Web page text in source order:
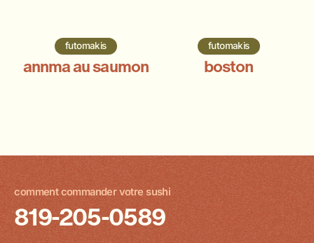
futomakis
annma au saumon
futomakis
boston
comment commander votre sushi
819-205-0589